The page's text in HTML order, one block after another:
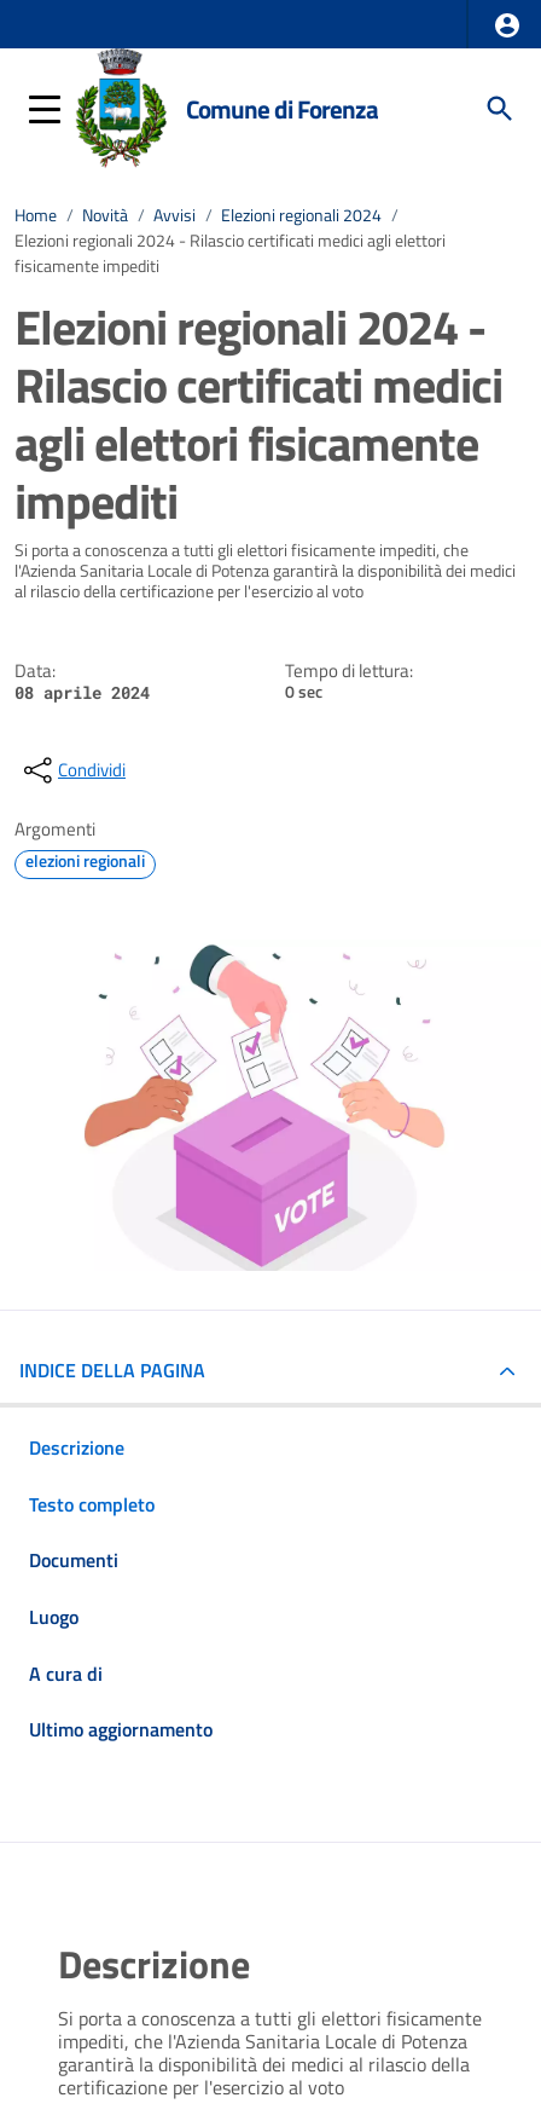
Comune di Forenza
Home / Novità / Avvisi / Elezioni regionali 2024 /
Elezioni regionali 2024 - Rilascio certificati medici agli elettori
fisicamente impediti
Elezioni regionali 2024 -
Rilascio certificati medici
agli elettori fisicamente
impediti
Dettagli della notizia
Si porta a conoscenza a tutti gli elettori fisicamente impediti, che
l'Azienda Sanitaria Locale di Potenza garantirà la disponibilità dei medici
al rilascio della certificazione per l'esercizio al voto
Data:
08 aprile 2024
Tempo di lettura:
0 sec
Condividi
Argomenti
elezioni regionali
INDICE DELLA PAGINA
Descrizione
Testo completo
Documenti
Luogo
A cura di
Ultimo aggiornamento
Descrizione
Si porta a conoscenza a tutti gli elettori fisicamente
impediti, che l'Azienda Sanitaria Locale di Potenza
garantirà la disponibilità dei medici al rilascio della
certificazione per l'esercizio al voto